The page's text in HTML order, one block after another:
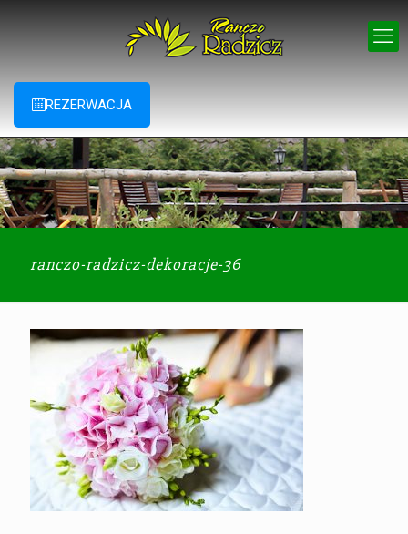
REZERWACJA
ranczo-radzicz-dekoracje-36